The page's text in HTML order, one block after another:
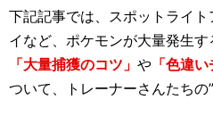
下記記事では、スポットライ
イなど、ポケモンが大量発生
「大量捕獲のコツ」 や 「色違
ついて、トレーナーさんたちの